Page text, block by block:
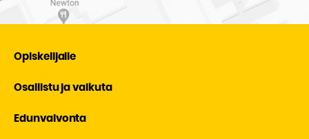
Opiskelijalle
Osallistu ja vaikuta
Edunvalvonta